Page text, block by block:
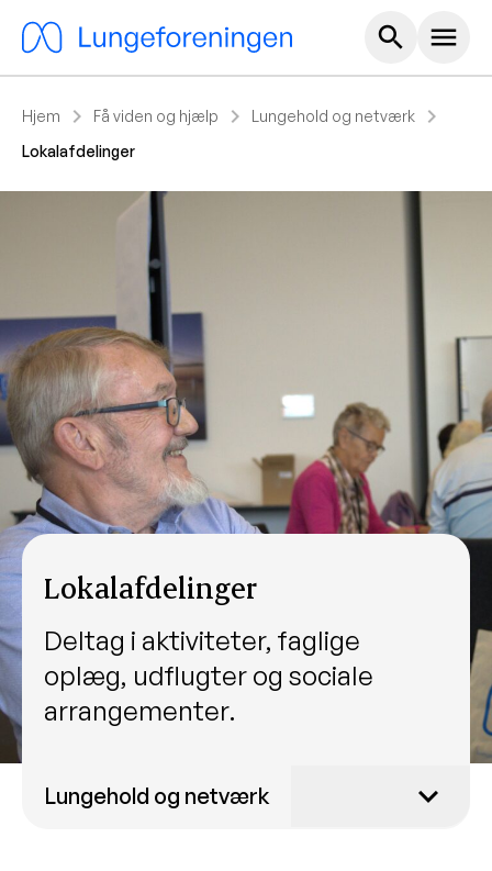
search Hoved
menu
Hjem chevron_right Få viden og hjælp chevron_right Lungehold og netværk chevron_right
Lokalafdelinger
Lokalafdelinger
Deltag i aktiviteter, faglige
oplæg, udflugter og sociale
arrangementer.
Lungehold og netværk